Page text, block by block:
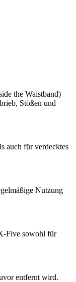
the Waistband)
Stößen und
auch für verdecktes
Nutzung
Five sowohl für
entfernt wird.